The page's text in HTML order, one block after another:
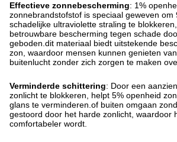
Effectieve zonnebescherming: 1%
zonnebrandstofstof is speciaal geweven om
schadelijke ultraviolette straling te
betrouwbare bescherming tegen schade
geboden.dit materiaal biedt uitstekende
zon, waardoor mensen kunnen genieten
buitenlucht zonder zich zorgen te maken
Verminderde schittering: Door een
zonlicht te blokkeren, helpt 5% openheid
glans te verminderen.of buiten omgaan
gestoord door het harde zonlicht, waardoor
comfortabeler wordt.